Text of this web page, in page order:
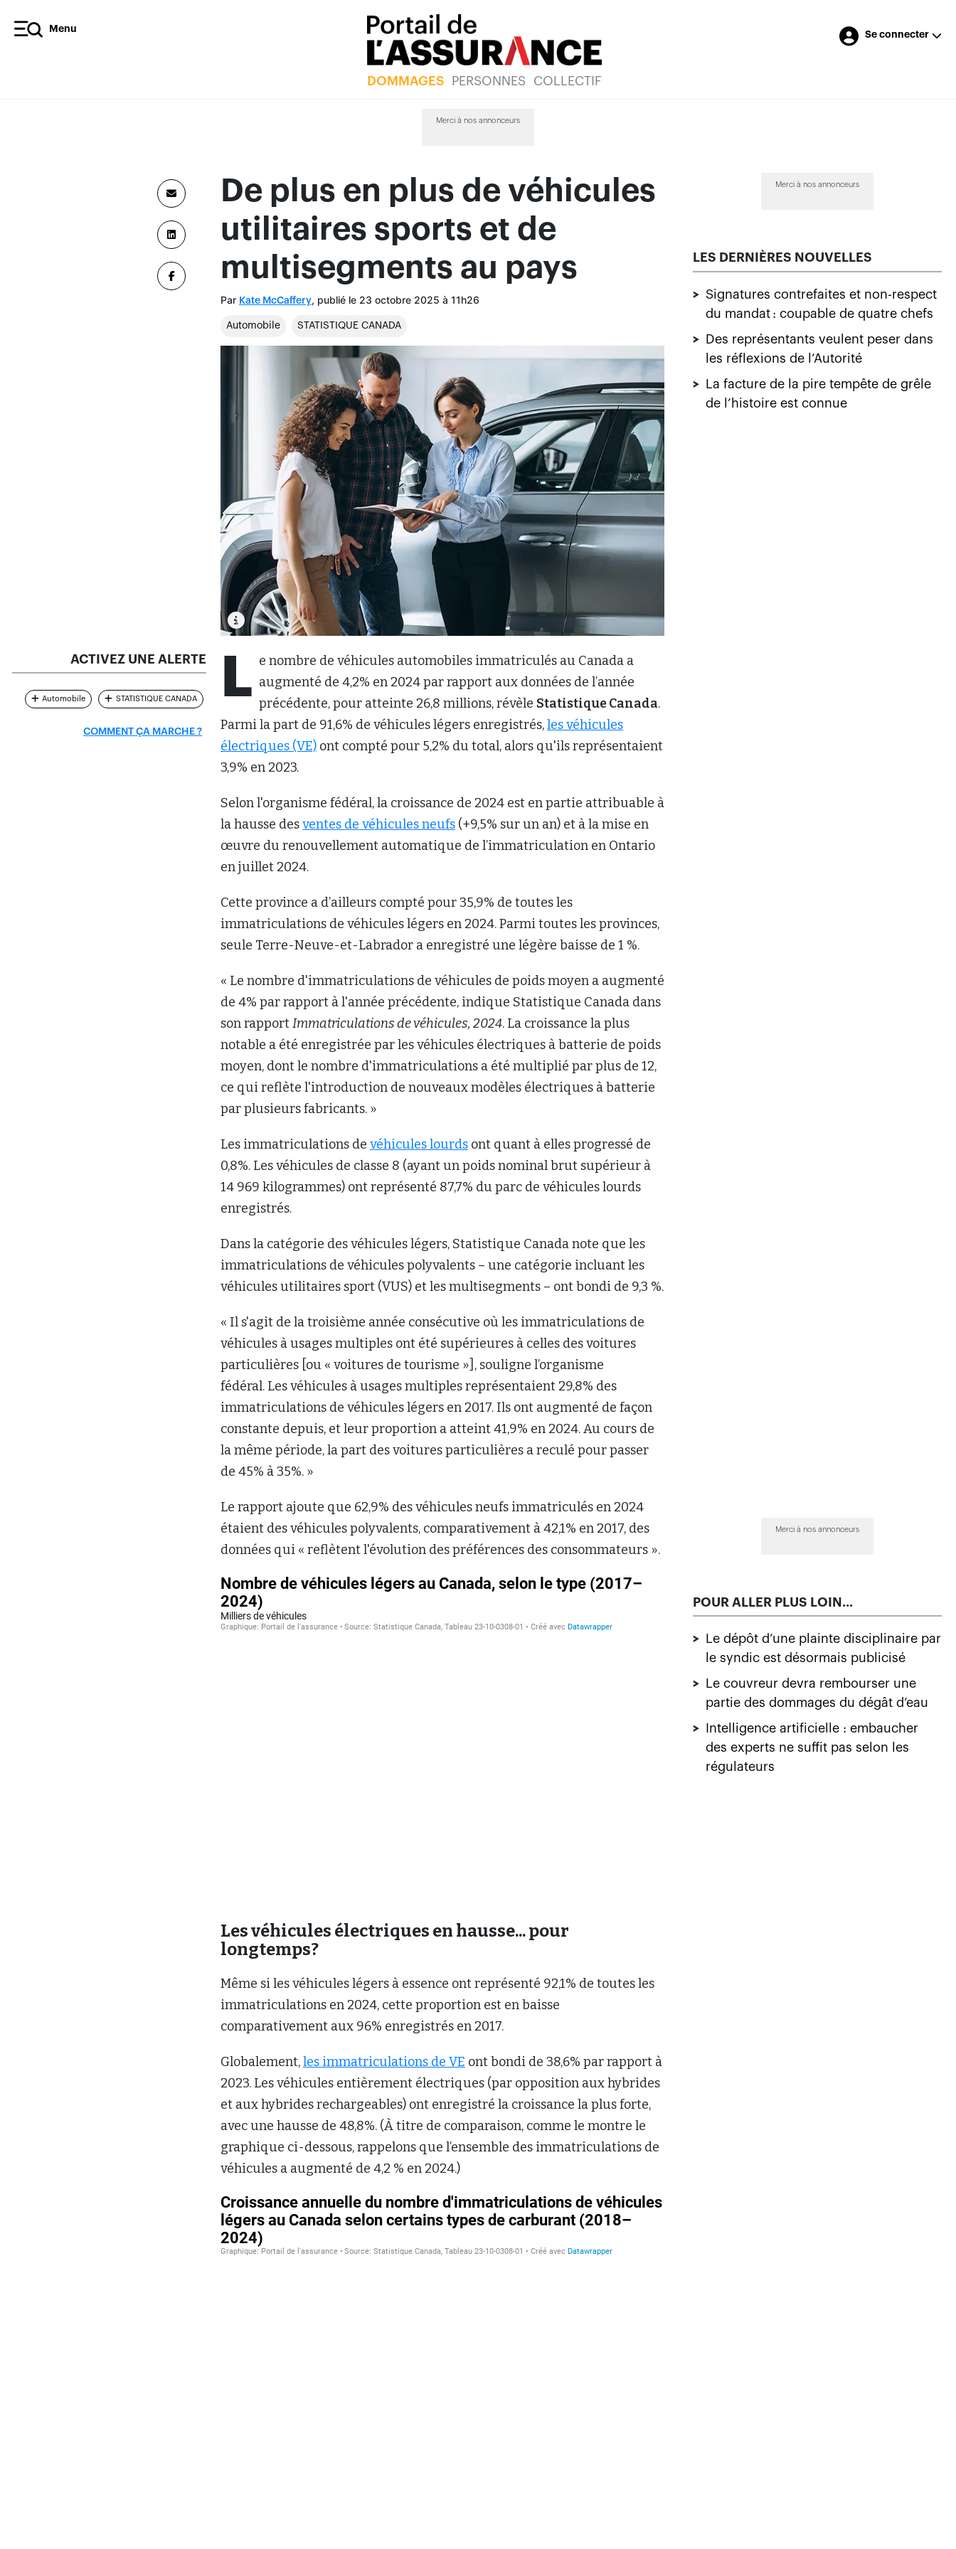
Menu
DOMMAGES PERSONNES COLLECTIF
Se connecter
Merci à nos annonceurs
De plus en plus de véhicules
utilitaires sports et de
multisegments au pays
Par Kate McCaffery, publié le 23 octobre 2025 à 11h26
Automobile STATISTIQUE CANADA
L e nombre de véhicules automobiles immatriculés au Canada a
augmenté de 4,2% en 2024 par rapport aux données de l’année
précédente, pour atteinte 26,8 millions, révèle Statistique Canada.
Parmi la part de 91,6% de véhicules légers enregistrés,les véhicules
électriques (VE) ont compté pour 5,2% du total, alors qu'ils représentaient
3,9% en 2023.
Selon l'organisme fédéral, la croissance de 2024 est en partie attribuable à
la hausse desventes de véhicules neufs (+9,5% sur un an) et à la mise en
œuvre du renouvellement automatique de l’immatriculation en Ontario
en juillet 2024.
Cette province a d’ailleurs compté pour 35,9% de toutes les
immatriculations de véhicules légers en 2024. Parmi toutes les provinces,
seule Terre-Neuve-et-Labrador a enregistré une légère baisse de 1 %.
« Le nombre d'immatriculations de véhicules de poids moyen a augmenté
de 4% par rapport à l'année précédente, indique Statistique Canada dans
son rapportImmatriculations de véhicules, 2024. La croissance la plus
notable a été enregistrée par les véhicules électriques à batterie de poids
moyen, dont le nombre d'immatriculations a été multiplié par plus de 12,
ce qui reflète l'introduction de nouveaux modèles électriques à batterie
par plusieurs fabricants. »
Les immatriculations de véhicules lourds ont quant à elles progressé de
0,8%. Les véhicules de classe 8 (ayant un poids nominal brut supérieur à
14 969 kilogrammes) ont représenté 87,7% du parc de véhicules lourds
enregistrés.
Dans la catégorie des véhicules légers, Statistique Canada note que les
immatriculations de véhicules polyvalents – une catégorie incluant les
véhicules utilitaires sport (VUS) et les multisegments – ont bondi de 9,3 %.
« Il s'agit de la troisième année consécutive où les immatriculations de
véhicules à usages multiples ont été supérieures à celles des voitures
particulières [ou « voitures de tourisme »], souligne l’organisme
fédéral. Les véhicules à usages multiples représentaient 29,8% des
immatriculations de véhicules légers en 2017. Ils ont augmenté de façon
constante depuis, et leur proportion a atteint 41,9% en 2024. Au cours de
la même période, la part des voitures particulières a reculé pour passer
de 45% à 35%. »
Le rapport ajoute que 62,9% des véhicules neufs immatriculés en 2024
étaient des véhicules polyvalents, comparativement à 42,1% en 2017, des
données qui « reflètent l'évolution des préférences des consommateurs ».
Les véhicules électriques en hausse... pour
longtemps?
Même si les véhicules légers à essence ont représenté 92,1% de toutes les
immatriculations en 2024, cette proportion est en baisse
comparativement aux 96% enregistrés en 2017.
Globalement,les immatriculations de VE ont bondi de 38,6% par rapport à
2023. Les véhicules entièrement électriques (par opposition aux hybrides
et aux hybrides rechargeables) ont enregistré la croissance la plus forte,
avec une hausse de 48,8%. (À titre de comparaison, comme le montre le
graphique ci-dessous, rappelons que l’ensemble des immatriculations de
véhicules a augmenté de 4,2 % en 2024.)
ACTIVEZ UNE ALERTE
Automobile STATISTIQUE CANADA
COMMENT ÇA MARCHE ?
Merci à nos annonceurs
LES DERNIÈRES NOUVELLES
> Signatures contrefaites et non-respect
du mandat : coupable de quatre chefs
>
Des représentants veulent peser dans
les réflexions de l’Autorité
>
La facture de la pire tempête de grêle
de l’histoire est connue
Merci à nos annonceurs
POUR ALLER PLUS LOIN...
>
Le dépôt d’une plainte disciplinaire par
le syndic est désormais publicisé
>
Le couvreur devra rembourser une
partie des dommages du dégât d’eau
>
Intelligence artificielle : embaucher
des experts ne suffit pas selon les
régulateurs